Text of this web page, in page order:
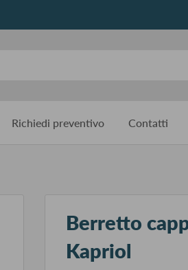
Richiedi preventivo Contatti
Berretto
Kapriol